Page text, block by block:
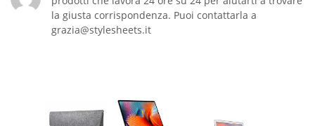
la giusta corrispondenza. Puoi contattarla a
grazia@stylesheets.it